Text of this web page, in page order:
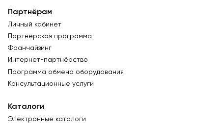
Партнёрам
Личный кабинет
Партнёрская программа
Франчайзинг
Интернет-партнёрство
Программа обмена оборудования
Консультационные услуги
Каталоги
Электронные каталоги